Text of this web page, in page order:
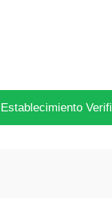
Establecimiento